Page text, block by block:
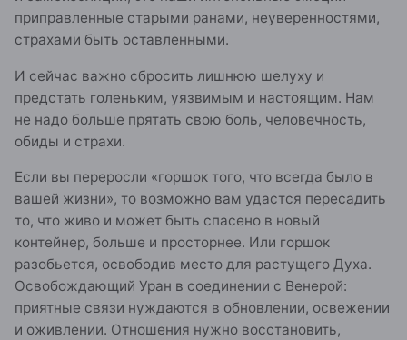
приправленные старыми ранами, неуверенностями,
страхами быть оставленными.
И сейчас важно сбросить лишнюю шелуху и
предстать голеньким, уязвимым и настоящим. Нам
не надо больше прятать свою боль, человечность,
обиды и страхи.
Если вы переросли «горшок того, что всегда было в
вашей жизни», то возможно вам удастся пересадить
то, что живо и может быть спасено в новый
контейнер, больше и просторнее. Или горшок
разобьется, освободив место для растущего Духа.
Освобождающий Уран в соединении с Венерой:
приятные связи нуждаются в обновлении, освежении
и оживлении. Отношения нужно восстановить,